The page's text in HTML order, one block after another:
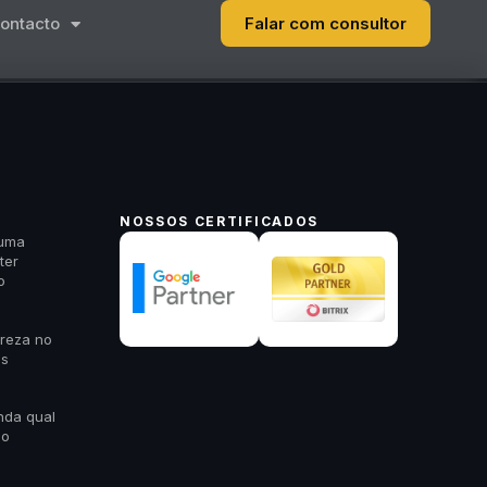
Falar com consultor
no
qual
NOSSOS CERTIFICADOS